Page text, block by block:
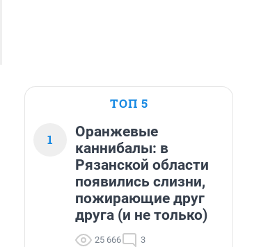
ТОП 5
1
Оранжевые
каннибалы: в
Рязанской области
появились слизни,
пожирающие друг
друга (и не только)
25 666 3